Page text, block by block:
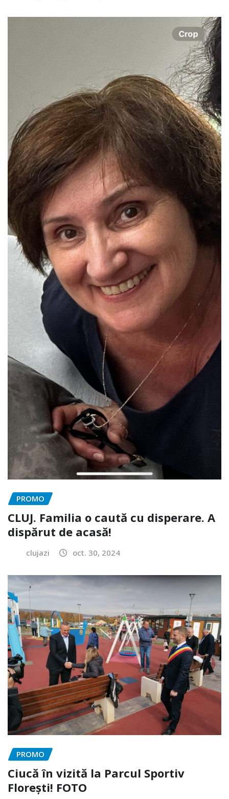
PROMO
CLUJ. Familia o caută cu disperare. A
dispărut de acasă!
clujazi oct. 30, 2024
PROMO
Ciucă în vizită la Parcul Sportiv
Florești! FOTO